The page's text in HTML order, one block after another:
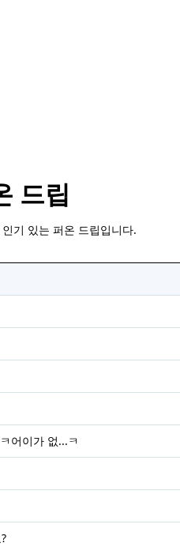
드립
기 있는 퍼온 드립입니다.
어이가 없...ㅋ